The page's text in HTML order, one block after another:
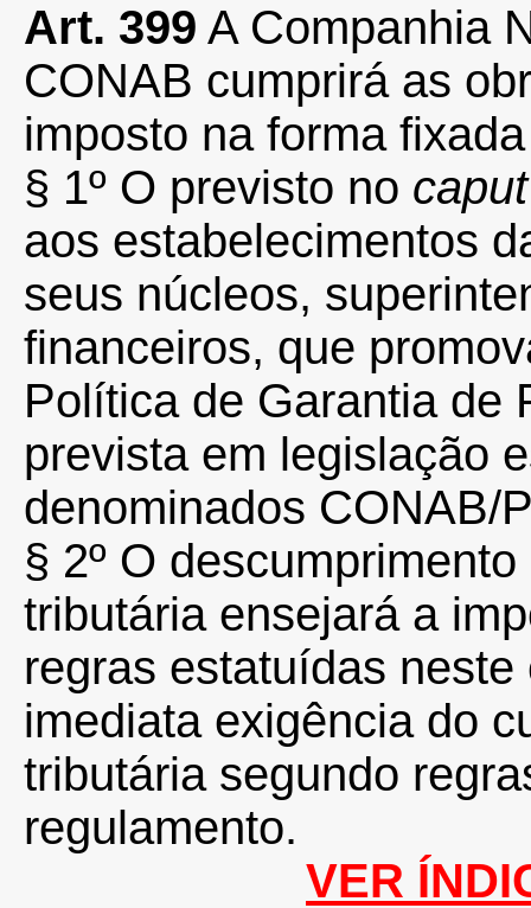
Art. 399 A Companhia
CONAB cumprirá as
imposto na forma
§ 1º O previsto no caput
aos estabelecimentos
seus núcleos,
financeiros, que
Política de Garantia de
prevista em legislação
denominados CONAB/
§ 2º O
tributária ensejará a
regras estatuídas
imediata exigência do
tributária segundo
regulamento.
VER